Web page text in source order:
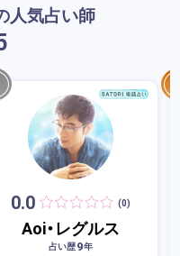
人気占い師
0.0 (0)
Aoi・レグルス
占い歴9年